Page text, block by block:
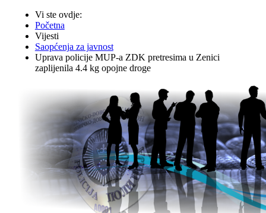
Vi ste ovdje:
Početna
Vijesti
Saopćenja za javnost
Uprava policije MUP-a ZDK pretresima u Zenici
zaplijenila 4.4 kg opojne droge